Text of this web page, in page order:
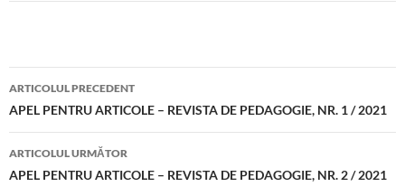
Navigare
în
articole
ARTICOLUL PRECEDENT
APEL PENTRU ARTICOLE – REVISTA DE PEDAGOGIE, NR. 1 / 2021
ARTICOLUL URMĂTOR
APEL PENTRU ARTICOLE – REVISTA DE PEDAGOGIE, NR. 2 / 2021